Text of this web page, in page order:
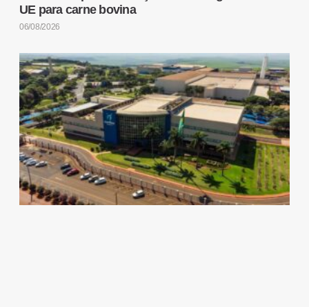
UE para carne bovina
06/08/2026